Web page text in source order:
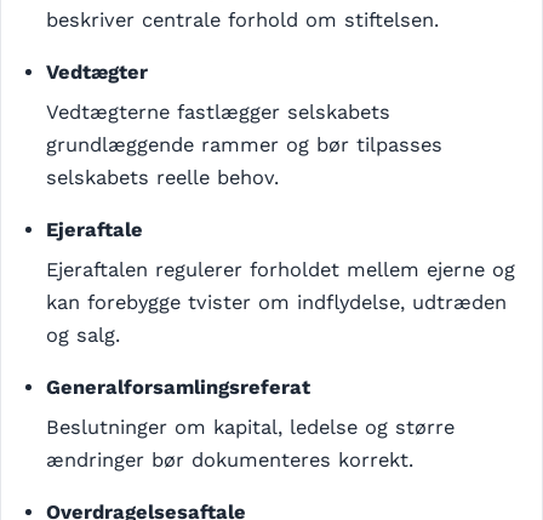
beskriver centrale forhold om stiftelsen.
Vedtægter
Vedtægterne fastlægger selskabets
grundlæggende rammer og bør tilpasses
selskabets reelle behov.
Ejeraftale
Ejeraftalen regulerer forholdet mellem ejerne og
kan forebygge tvister om indflydelse, udtræden
og salg.
Generalforsamlingsreferat
Beslutninger om kapital, ledelse og større
ændringer bør dokumenteres korrekt.
Overdragelsesaftale